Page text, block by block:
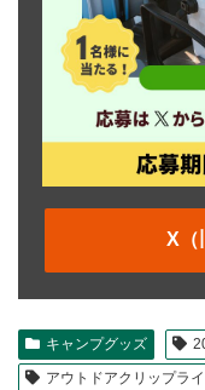
X（
キャンプグッズ
アウトドアクリップラ